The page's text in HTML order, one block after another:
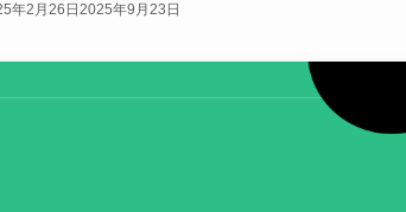
年2月26日 2025年9月23日